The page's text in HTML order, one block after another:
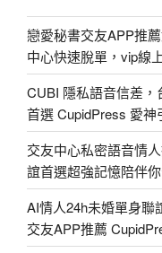
戀愛秘書交友APP推
中心快速脫單，vip線
CUBI 隱私語音信差
首選 CupidPress 愛神
交友中心私密語音情
誼首選超強記憶陪伴
AI情人24h未婚單身聯
交友APP推薦